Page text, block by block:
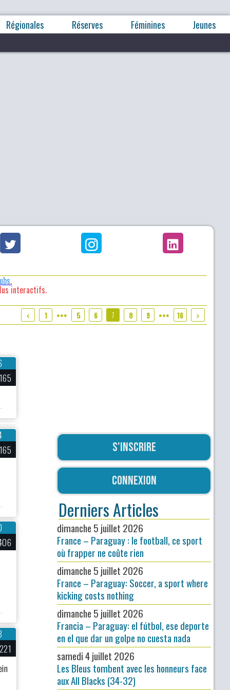
Régionales Réserves Féminines Jeunes
.
interactifs.
1 ●●● 5 6 7 8 9 ●●● 16
S'inscrire
Connexion
Derniers Articles
dimanche 5 juillet 2026
France – Paraguay : le football, ce sport
où frapper ne coûte rien
dimanche 5 juillet 2026
France – Paraguay: Soccer, a sport where
kicking costs nothing
dimanche 5 juillet 2026
Francia – Paraguay: el fútbol, ese deporte
en el que dar un golpe no cuesta nada
samedi 4 juillet 2026
Les Bleus tombent avec les honneurs face
aux All Blacks (34-32)